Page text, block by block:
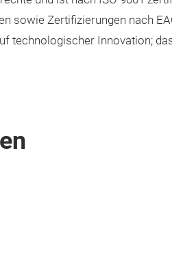
sowie Zertifizierungen nach
technologischer Innovation;